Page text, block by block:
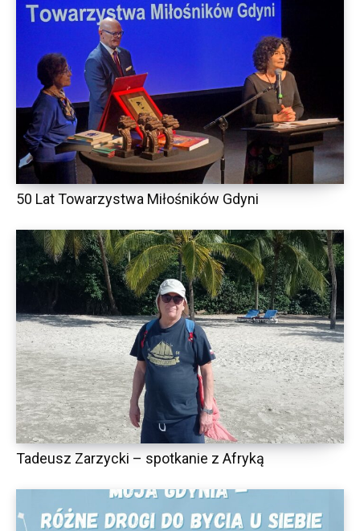
50 Lat Towarzystwa Miłośników Gdyni
Tadeusz Zarzycki – spotkanie z Afryką